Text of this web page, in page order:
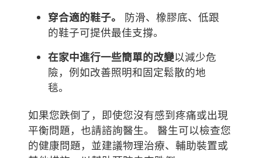
穿合適的鞋子。 防滑、橡膠底、低跟
的鞋子可提供最佳支撐。
在家中進行一些簡單的改變以減少危
險，例如改善照明和固定鬆散的地
毯。
如果您跌倒了，即使您沒有感到疼痛或出現
平衡問題，也請諮詢醫生。 醫生可以檢查您
的健康問題，並建議物理治療、輔助裝置或